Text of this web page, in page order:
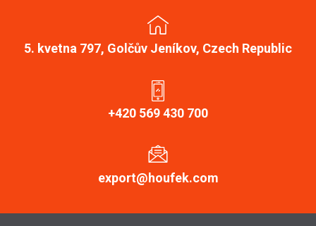
5. kvetna 797, Golčův Jeníkov, Czech Republic
+420 569 430 700
export@houfek.com